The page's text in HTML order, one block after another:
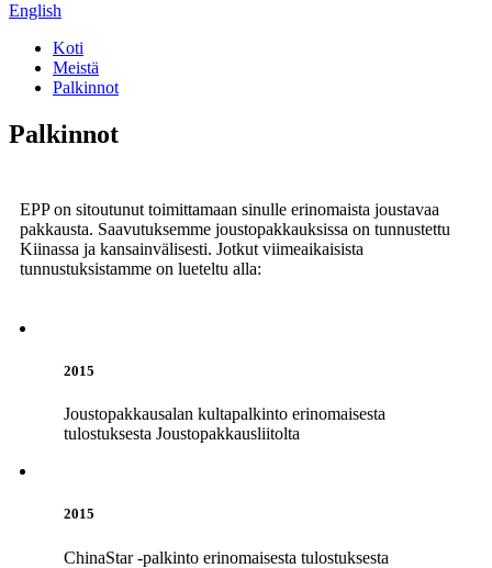
English
Koti
Meistä
Palkinnot
Palkinnot
EPP on sitoutunut toimittamaan sinulle erinomaista joustavaa
pakkausta. Saavutuksemme joustopakkauksissa on tunnustettu
Kiinassa ja kansainvälisesti. Jotkut viimeaikaisista
tunnustuksistamme on lueteltu alla:
2015
Joustopakkausalan kultapalkinto erinomaisesta
tulostuksesta Joustopakkausliitolta
2015
ChinaStar -palkinto erinomaisesta tulostuksesta